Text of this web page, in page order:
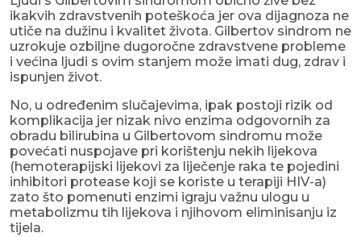
ikakvih zdravstvenih poteškoća jer ova dijagnoza ne
utiče na dužinu i kvalitet života. Gilbertov sindrom ne
uzrokuje ozbiljne dugoročne zdravstvene probleme
i većina ljudi s ovim stanjem može imati dug, zdrav i
ispunjen život.
No, u određenim slučajevima, ipak postoji rizik od
komplikacija jer nizak nivo enzima odgovornih za
obradu bilirubina u Gilbertovom sindromu može
povećati nuspojave pri korištenju nekih lijekova
(hemoterapijski lijekovi za liječenje raka te pojedini
inhibitori protease koji se koriste u terapiji HIV-a)
zato što pomenuti enzimi igraju važnu ulogu u
metabolizmu tih lijekova i njihovom eliminisanju iz
tijela.